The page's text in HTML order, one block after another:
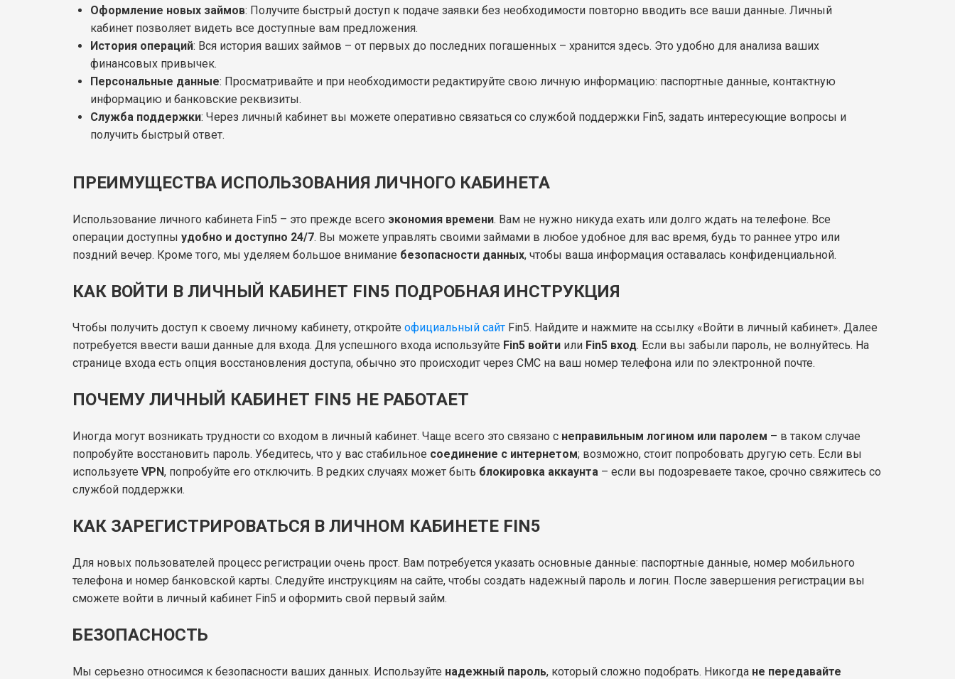
Оформление новых займов: Получите быстрый доступ к подаче заявки без необходимости повторно вводить все ваши данные. Личный
кабинет позволяет видеть все доступные вам предложения.
История операций: Вся история ваших займов – от первых до последних погашенных – хранится здесь. Это удобно для анализа ваших
финансовых привычек.
Персональные данные: Просматривайте и при необходимости редактируйте свою личную информацию: паспортные данные, контактную
информацию и банковские реквизиты.
Служба поддержки: Через личный кабинет вы можете оперативно связаться со службой поддержки Fin5, задать интересующие вопросы и
получить быстрый ответ.
ПРЕИМУЩЕСТВА ИСПОЛЬЗОВАНИЯ ЛИЧНОГО КАБИНЕТА
Использование личного кабинета Fin5 – это прежде всего экономия времени. Вам не нужно никуда ехать или долго ждать на телефоне. Все
операции доступны удобно и доступно 24/7. Вы можете управлять своими займами в любое удобное для вас время, будь то раннее утро или
поздний вечер. Кроме того, мы уделяем большое внимание безопасности данных, чтобы ваша информация оставалась конфиденциальной.
КАК ВОЙТИ В ЛИЧНЫЙ КАБИНЕТ FIN5 ПОДРОБНАЯ ИНСТРУКЦИЯ
Чтобы получить доступ к своему личному кабинету, откройте официальный сайт Fin5. Найдите и нажмите на ссылку «Войти в личный кабинет». Далее
потребуется ввести ваши данные для входа. Для успешного входа используйте Fin5 войти или Fin5 вход. Если вы забыли пароль, не волнуйтесь. На
странице входа есть опция восстановления доступа, обычно это происходит через СМС на ваш номер телефона или по электронной почте.
ПОЧЕМУ ЛИЧНЫЙ КАБИНЕТ FIN5 НЕ РАБОТАЕТ
Иногда могут возникать трудности со входом в личный кабинет. Чаще всего это связано с неправильным логином или паролем – в таком случае
попробуйте восстановить пароль. Убедитесь, что у вас стабильное соединение с интернетом; возможно, стоит попробовать другую сеть. Если вы
используете VPN, попробуйте его отключить. В редких случаях может быть блокировка аккаунта – если вы подозреваете такое, срочно свяжитесь со
службой поддержки.
КАК ЗАРЕГИСТРИРОВАТЬСЯ В ЛИЧНОМ КАБИНЕТЕ FIN5
Для новых пользователей процесс регистрации очень прост. Вам потребуется указать основные данные: паспортные данные, номер мобильного
телефона и номер банковской карты. Следуйте инструкциям на сайте, чтобы создать надежный пароль и логин. После завершения регистрации вы
сможете войти в личный кабинет Fin5 и оформить свой первый займ.
БЕЗОПАСНОСТЬ
Мы серьезно относимся к безопасности ваших данных. Используйте надежный пароль, который сложно подобрать. Никогда не передавайте